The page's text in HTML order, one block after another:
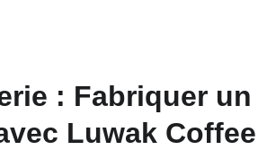
: Fabriquer
Luwak Coffee